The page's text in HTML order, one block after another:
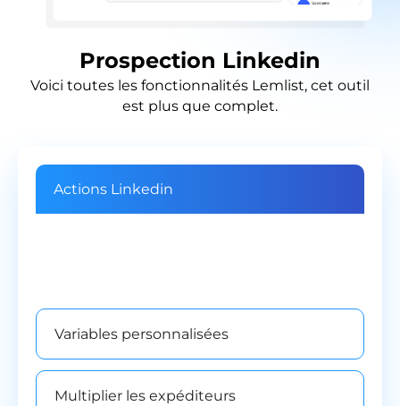
Prospection Linkedin
Voici toutes les fonctionnalités Lemlist, cet outil
est plus que complet.
Actions Linkedin
Variables personnalisées
Multiplier les expéditeurs